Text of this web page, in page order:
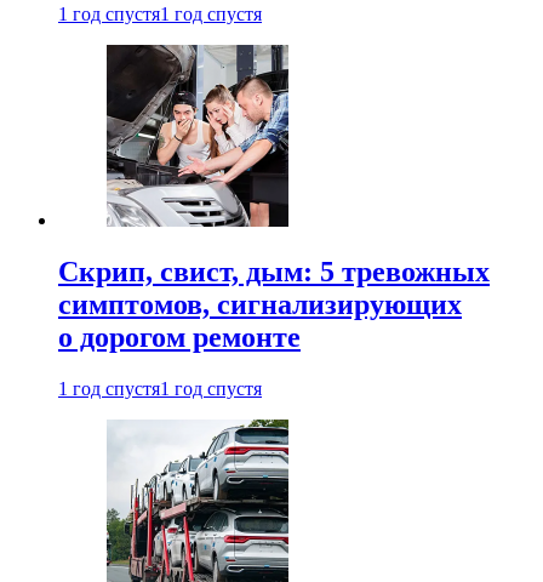
1 год спустя1 год спустя
Скрип, свист, дым: 5 тревожных
симптомов, сигнализирующих
о дорогом ремонте
1 год спустя1 год спустя